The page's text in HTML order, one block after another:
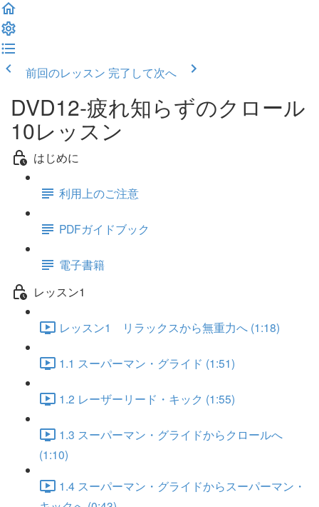
前回のレッスン 完了して次へ
DVD12-疲れ知らずのクロール
10レッスン
はじめに
利用上のご注意
PDFガイドブック
電子書籍
レッスン1
レッスン1 リラックスから無重力へ (1:18)
1.1 スーパーマン・グライド (1:51)
1.2 レーザーリード・キック (1:55)
1.3 スーパーマン・グライドからクロールへ
(1:10)
1.4 スーパーマン・グライドからスーパーマン・